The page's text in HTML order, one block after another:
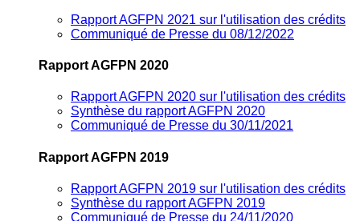
Rapport AGFPN 2021 sur l'utilisation des crédits
Communiqué de Presse du 08/12/2022
Rapport AGFPN 2020
Rapport AGFPN 2020 sur l'utilisation des crédits
Synthèse du rapport AGFPN 2020
Communiqué de Presse du 30/11/2021
Rapport AGFPN 2019
Rapport AGFPN 2019 sur l'utilisation des crédits
Synthèse du rapport AGFPN 2019
Communiqué de Presse du 24/11/2020